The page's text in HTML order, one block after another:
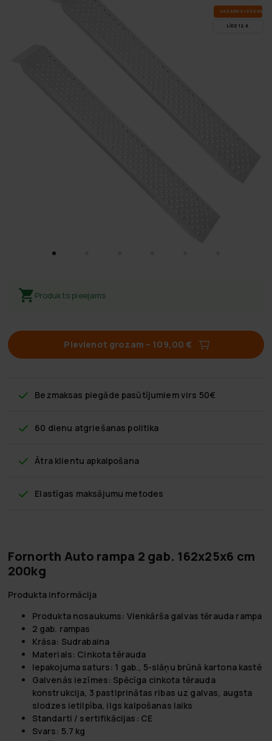
VA­SA­RAS IZ­SKA­ŅA
LĪDZ 12.8.
Produkts pieejams
Pievienot grozam – 109,00 €
Bezmaksas piegāde pasūtījumiem virs 50€
60 dienu atgriešanas politika
Ātra klientu apkalpošana
Elastīgas maksājumu metodes
Fornorth Auto rampa 2 gab. 162x25x6 cm
200kg
Produkta informācija
Produkta nosaukums: Vienkārša galvas tērauda rampa
2 gab. rampas
Krāsa: Sudrabaina
Materials: Cinkota tērauda
Iepakojuma saturs: 1 gab., 5-slāņu brūnā kartona kastē
Galvenās iezīmes: Spēcīga cinkota tērauda
konstrukcija, 3 pastiprinātas ribas uz galvas, augsta
slodzes ietilpība, ilgs kalpošanas laiks
Standarti / sertifikācijas: CE
Svars: 5.7 kg